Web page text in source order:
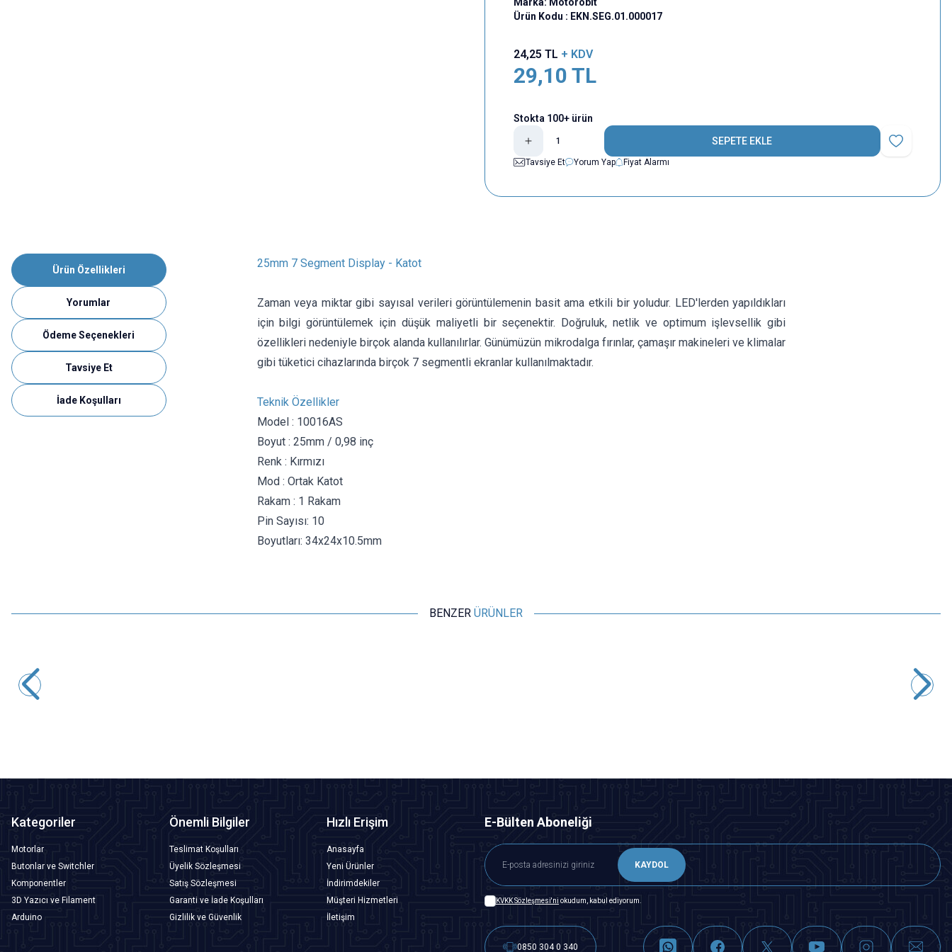
Ürün Kodu : EKN.SEG.01.000017
24,25 TL + KDV
29,10 TL
Stokta 100+ ürün
SEPETE EKLE
Favoriye Ekle
Tavsiye Et
Yorum Yap Fiyat Alarmı
Ürün Özellikleri
Yorumlar
Ödeme Seçenekleri
Tavsiye Et
İade Koşulları
25mm 7 Segment Display - Katot
Zaman veya miktar gibi sayısal verileri görüntülemenin basit ama etkili bir yoludur. LED'lerden yapıldıkları
için bilgi görüntülemek için düşük maliyetli bir seçenektir. Doğruluk, netlik ve optimum işlevsellik gibi
özellikleri nedeniyle birçok alanda kullanılırlar. Günümüzün mikrodalga fırınlar, çamaşır makineleri ve klimalar
gibi tüketici cihazlarında birçok 7 segmentli ekranlar kullanılmaktadır.
Teknik Özellikler
Model : 10016AS
Boyut : 25mm / 0,98 inç
Renk : Kırmızı
Mod : Ortak Katot
Rakam : 1 Rakam
Pin Sayısı: 10
Boyutları: 34x24x10.5mm
BENZER ÜRÜNLER
Kategoriler
Motorlar
Butonlar ve Switchler
Komponentler
3D Yazıcı ve Filament
Arduino
Önemli Bilgiler
Teslimat Koşulları
Üyelik Sözleşmesi
Satış Sözleşmesi
Garanti ve İade Koşulları
Gizlilik ve Güvenlik
Hızlı Erişim
Anasayfa
Yeni Ürünler
İndirimdekiler
Müşteri Hizmetleri
İletişim
E-Bülten Aboneliği
KAYDOL
KVKK Sözleşmesi'ni okudum, kabul ediyorum.
0850 304 0 340